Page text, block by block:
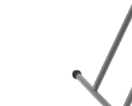
Sisteme de dus incastrate
Rigole si scurgere dus